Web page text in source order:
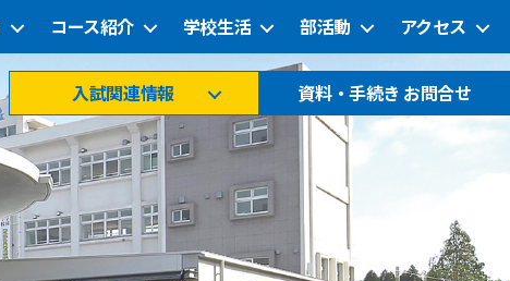
コース紹介 学校生活 部活動 アクセス
入試関連情報 資料・手続き お問合せ